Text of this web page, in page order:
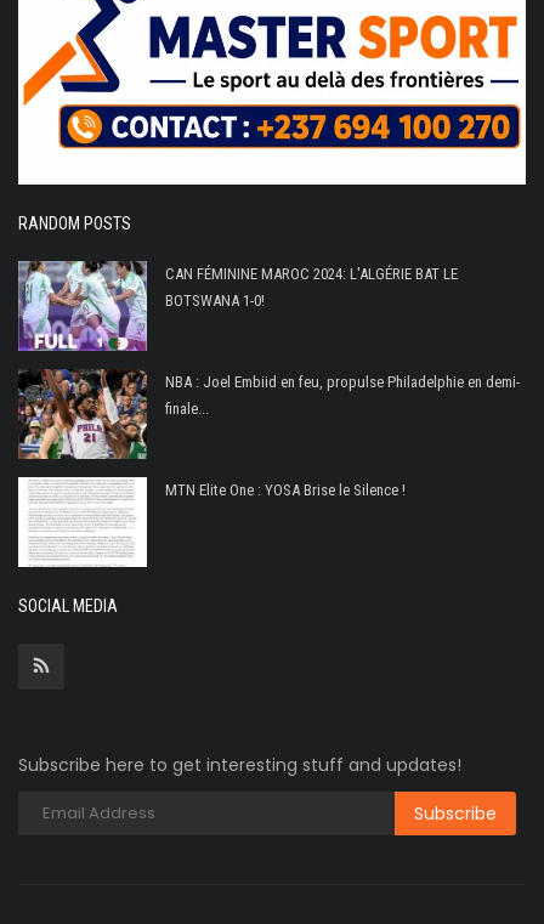
RANDOM POSTS
CAN FÉMININE MAROC 2024: L'ALGÉRIE BAT LE
BOTSWANA 1-0!
NBA : Joel Embiid en feu, propulse Philadelphie en demi-
finale...
MTN Elite One : YOSA Brise le Silence !
SOCIAL MEDIA
Subscribe here to get interesting stuff and updates!